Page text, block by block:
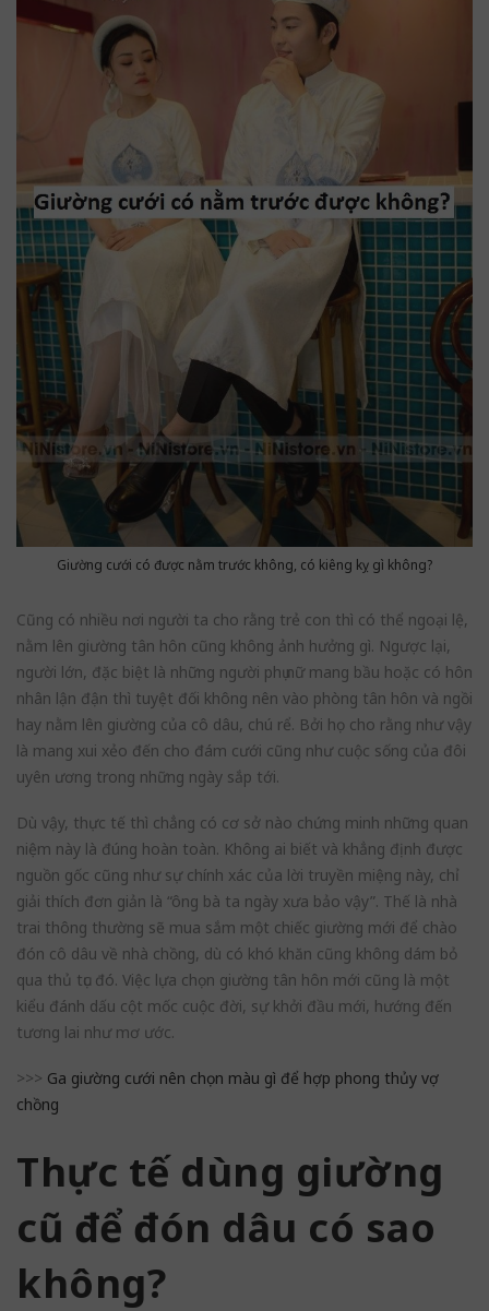
Giường cưới có được nằm trước không, có kiêng kỵ gì không?
Cũng có nhiều nơi người ta cho rằng trẻ con thì có thể ngoại lệ,
nằm lên giường tân hôn cũng không ảnh hưởng gì. Ngược lại,
người lớn, đặc biệt là những người phụ nữ mang bầu hoặc có hôn
nhân lận đận thì tuyệt đối không nên vào phòng tân hôn và ngồi
hay nằm lên giường của cô dâu, chú rể. Bởi họ cho rằng như vậy
là mang xui xẻo đến cho đám cưới cũng như cuộc sống của đôi
uyên ương trong những ngày sắp tới.
Dù vậy, thực tế thì chẳng có cơ sở nào chứng minh những quan
niệm này là đúng hoàn toàn. Không ai biết và khẳng định được
nguồn gốc cũng như sự chính xác của lời truyền miệng này, chỉ
giải thích đơn giản là “ông bà ta ngày xưa bảo vậy”. Thế là nhà
trai thông thường sẽ mua sắm một chiếc giường mới để chào
đón cô dâu về nhà chồng, dù có khó khăn cũng không dám bỏ
qua thủ tục đó. Việc lựa chọn giường tân hôn mới cũng là một
kiểu đánh dấu cột mốc cuộc đời, sự khởi đầu mới, hướng đến
tương lai như mơ ước.
>>> Ga giường cưới nên chọn màu gì để hợp phong thủy vợ
chồng
Thực tế dùng giường
cũ để đón dâu có sao
không?